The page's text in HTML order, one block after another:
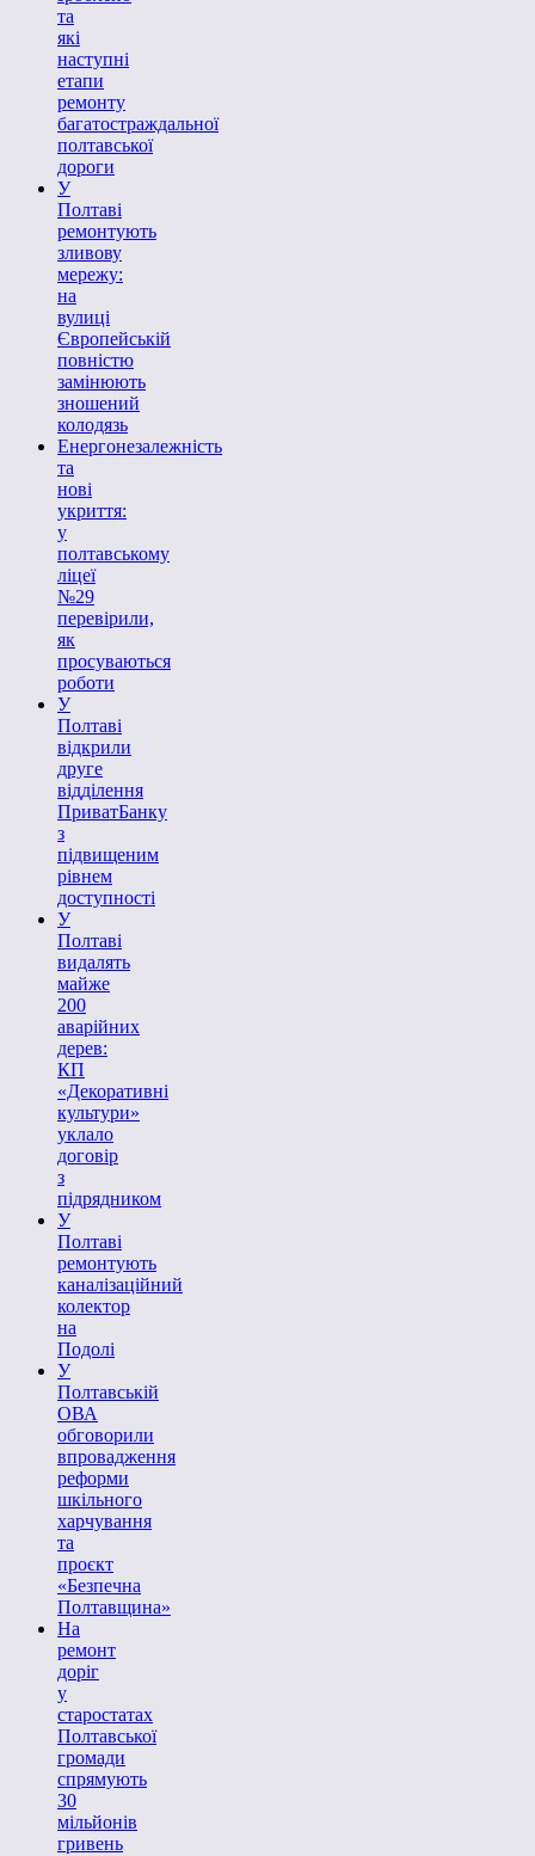
та
які
наступні
етапи
ремонту
багатостраждальної
полтавської
дороги
У
Полтаві
ремонтують
зливову
мережу:
на
вулиці
Європейській
повністю
замінюють
зношений
колодязь
Енергонезалежність
та
нові
укриття:
у
полтавському
ліцеї
№29
перевірили,
як
просуваються
роботи
У
Полтаві
відкрили
друге
відділення
ПриватБанку
з
підвищеним
рівнем
доступності
У
Полтаві
видалять
майже
200
аварійних
дерев:
КП
«Декоративні
культури»
уклало
договір
з
підрядником
У
Полтаві
ремонтують
каналізаційний
колектор
на
Подолі
У
Полтавській
ОВА
обговорили
впровадження
реформи
шкільного
харчування
та
проєкт
«Безпечна
Полтавщина»
На
ремонт
доріг
у
старостатах
Полтавської
громади
спрямують
30
мільйонів
гривень